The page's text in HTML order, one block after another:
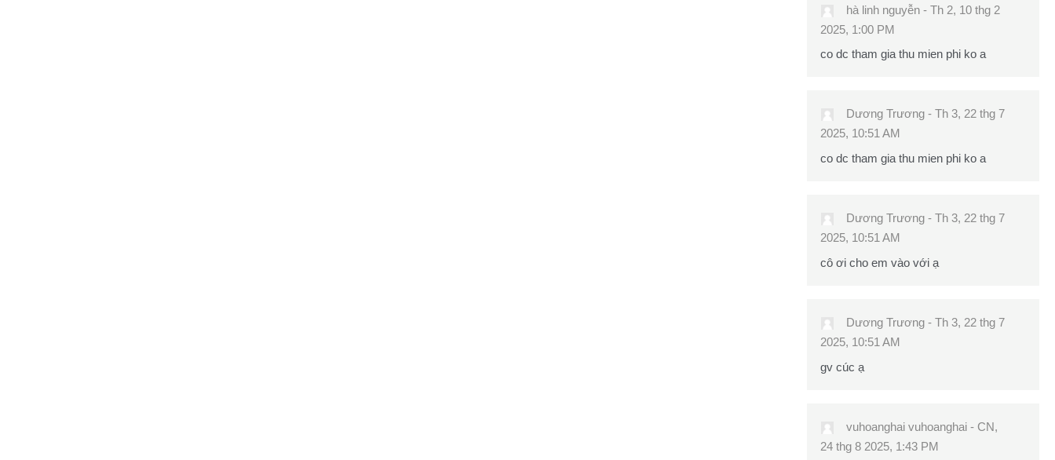
hà linh nguyễn- Th 2, 10 thg 2
2025, 1:00 PM
co dc tham gia thu mien phi ko a
Dương Trương- Th 3, 22 thg 7
2025, 10:51 AM
co dc tham gia thu mien phi ko a
Dương Trương- Th 3, 22 thg 7
2025, 10:51 AM
cô ơi cho em vào với ạ
Dương Trương- Th 3, 22 thg 7
2025, 10:51 AM
gv cúc ạ
vuhoanghai vuhoanghai- CN,
24 thg 8 2025, 1:43 PM